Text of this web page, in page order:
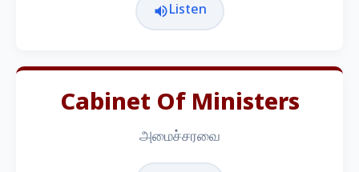
Listen
Cabinet Of Ministers
அமைச்சரவை